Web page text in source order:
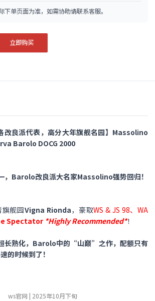
下单页面为准，如需协助请联系客服。
立即购买
改良派代表，高分大年旗舰名园】Massolino
Barolo DOCG 2000
Barolo改良派大名家Massolino强势回归！
旗舰园Vigna Rionda，豪取WS & JS 98、WA
Spectator *Highly Recommended*！
长熟化，Barolo中的“山巅”之作，配额只有
的时候到了！
ws官网 | 2025年10月下旬